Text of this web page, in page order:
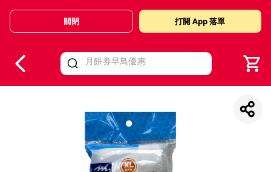
Valid Until 30 June 2026
關閉 打開 App 落單